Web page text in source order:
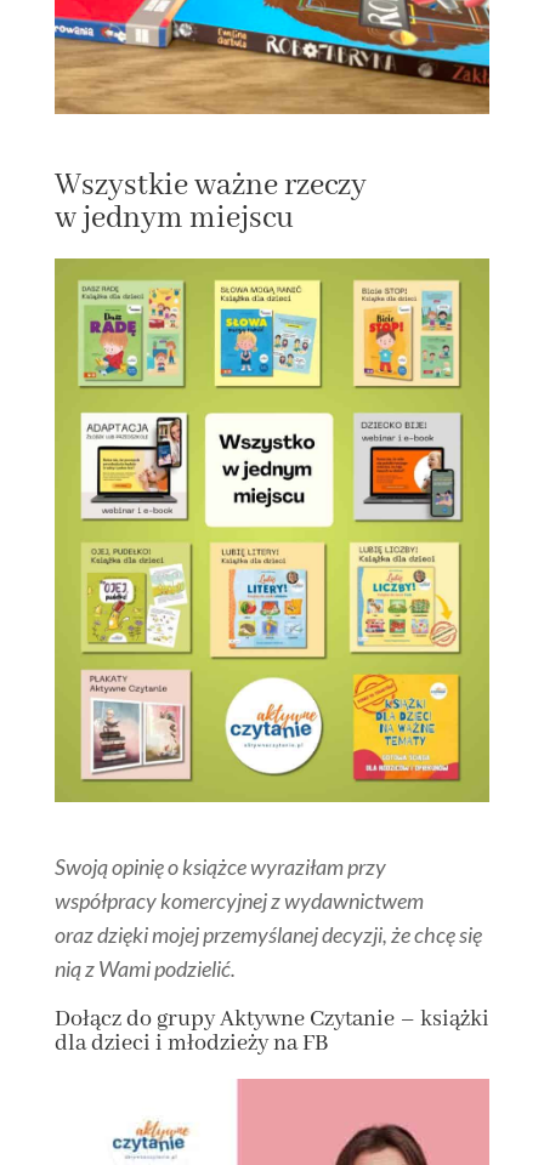
Wszystkie ważne rzeczy
w jednym miejscu
Swoją opinię o książce wyraziłam przy
współpracy komercyjnej z wydawnictwem
oraz dzięki mojej przemyślanej decyzji, że chcę się
nią z Wami podzielić.
Dołączdo grupyAktywne Czytanie – książki
dla dzieci i młodzieży na FB